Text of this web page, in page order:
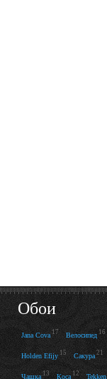
Обои
Jana Cova 17 Велосипед 16
Holden Efijy 15 Сакура 21
Чашка 13 Коса 12 Tekken